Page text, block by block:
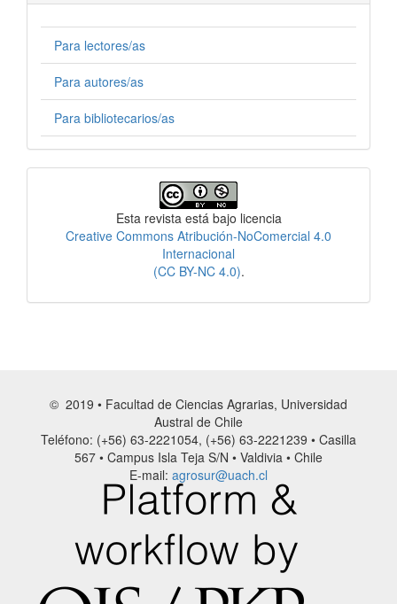
Para lectores/as
Para autores/as
Para bibliotecarios/as
Esta revista está bajo licencia
Creative Commons Atribución-NoComercial 4.0
Internacional
(CC BY-NC 4.0).
© 2019 • Facultad de Ciencias Agrarias, Universidad
Austral de Chile
Teléfono: (+56) 63-2221054, (+56) 63-2221239 • Casilla
567 • Campus Isla Teja S/N • Valdivia • Chile
E-mail: agrosur@uach.cl